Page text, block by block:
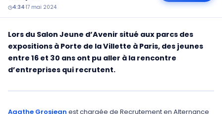
4:34·17 mai 2024
Lors du Salon Jeune d’Avenir situé aux parcs des
expositions à Porte de la Villette à Paris, des jeunes
entre 16 et 30 ans ont pu aller à la rencontre
d’entreprises qui recrutent.
Agathe Grosjean est chargée de Recrutement en Alternance